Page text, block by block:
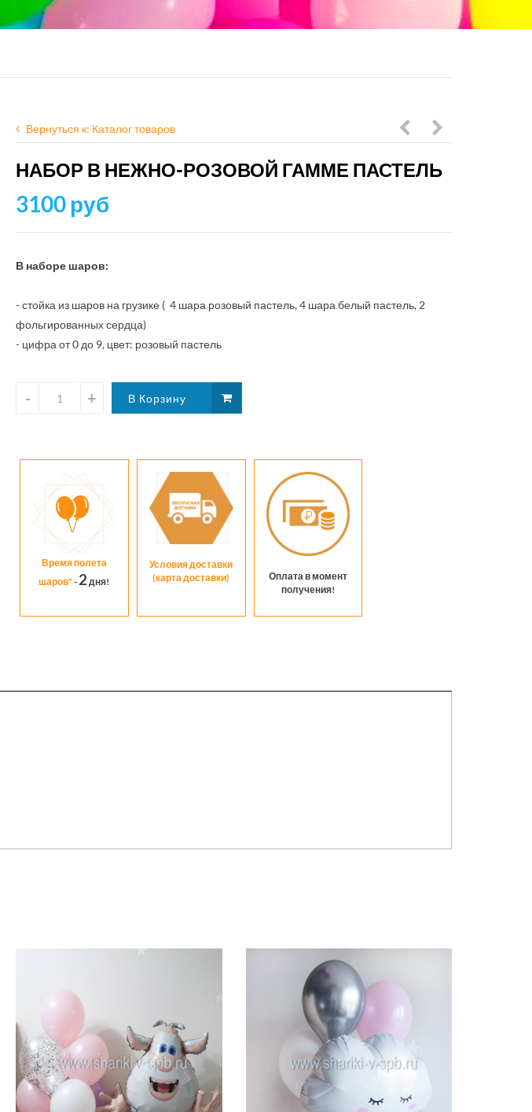
Вернуться к: Каталог товаров
10
сердец
в
и
розовый
НАБОР В НЕЖНО-РОЗОВОЙ ГАММЕ ПАСТЕЛЬ
3100 руб
В наборе шаров:
- стойка из шаров на грузике ( 4 шара розовый пастель, 4 шара белый пастель, 2
фольгированных сердца)
- цифра от 0 до 9, цвет: розовый пастель
Время полета
шаров*- 2 дня!
Условия доставки
(карта доставки)
Оплата в момент
получения!